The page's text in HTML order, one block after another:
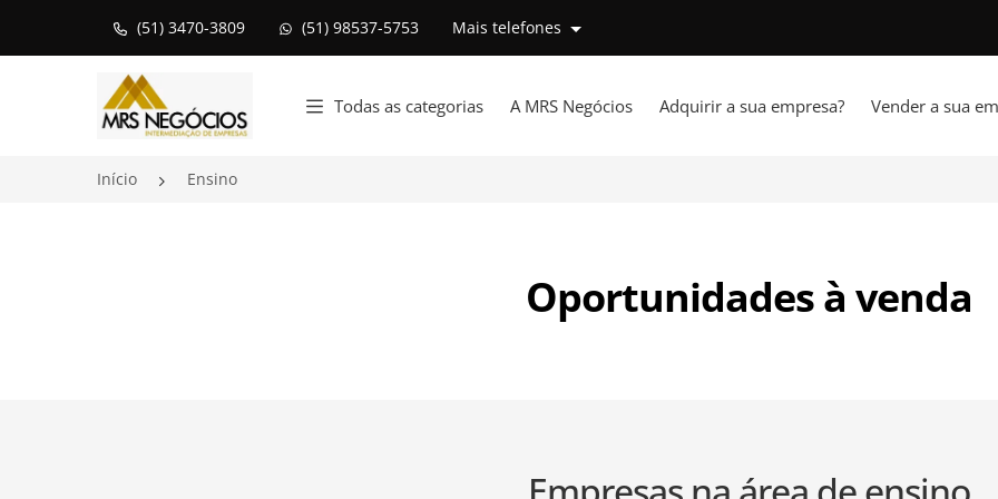
(51) 3470-3809 (51) 98537-5753 Mais telefones
Página inicial
Todas as categorias A MRS Negócios Adquirir a sua empresa? Vender a sua
Início Ensino
Oportunidades à venda